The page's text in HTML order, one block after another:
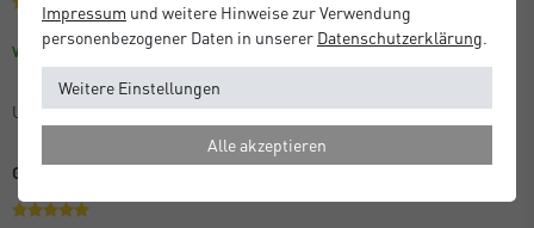
Verifizierter Kauf Farbe: Dunkelblau Größe: 30 x 30 cm
Unbekannt
Gute Qualtität
Impressum und weitere Hinweise zur Verwendung
personenbezogener Daten in unserer Daten­schutz­erklärung
Weitere Einstellungen
Alle akzeptieren